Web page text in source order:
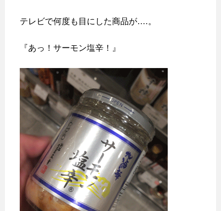
テレビで何度も目にした商品が….。
『あっ！サーモン塩辛！』